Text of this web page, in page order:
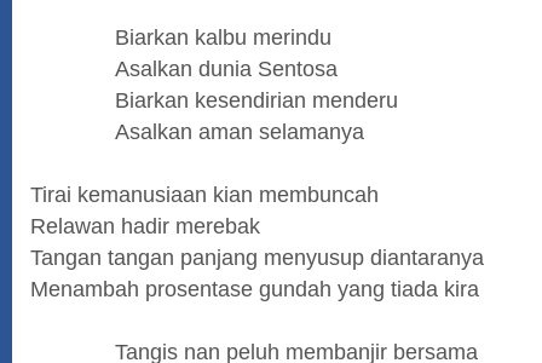
Biarkan kalbu merindu
Asalkan dunia Sentosa
Biarkan kesendirian menderu
Asalkan aman selamanya
Tirai kemanusiaan kian membuncah
Relawan hadir merebak
Tangan tangan panjang menyusup diantaranya
Menambah prosentase gundah yang tiada kira
Tangis nan peluh membanjir bersama